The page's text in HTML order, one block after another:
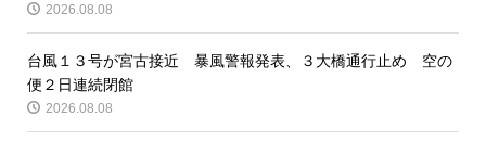
2026.08.08
台風１３号が宮古接近 暴風警報発表、３大橋通行止め 空の
便２日連続閉館
2026.08.08